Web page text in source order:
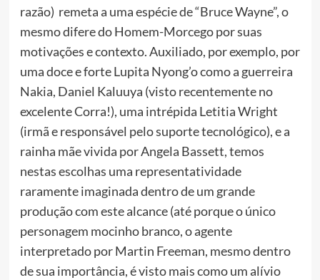
razão) remeta a uma espécie de “Bruce Wayne”, o
mesmo difere do Homem-Morcego por suas
motivações e contexto.Auxiliado, por exemplo, por
uma doce e forte Lupita Nyong’o como a guerreira
Nakia, Daniel Kaluuya (visto recentemente no
excelente Corra!), uma intrépida Letitia Wright
(irmã e responsável pelo suporte tecnológico), e a
rainha mãe vivida por Angela Bassett, temos
nestas escolhas uma representatividade
raramente imaginada dentro de um grande
produção com este alcance (até porque o único
personagem mocinho branco, o agente
interpretado por Martin Freeman, mesmo dentro
de sua importância, é visto mais como um alívio